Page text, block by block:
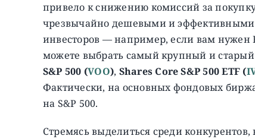
привело к снижению комиссий за
чрезвычайно дешевыми и
инвесторов — например, если вам нужен
можете выбрать самый крупный и
S&P 500 (VOO), Shares Core S&P 500 ETF (
Фактически, на основных фондовых
на S&P 500.
Стремясь выделиться среди